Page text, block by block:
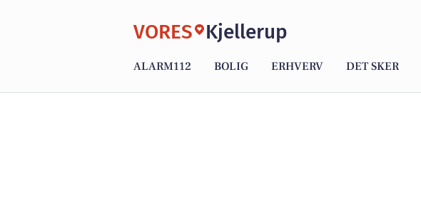
VORES Kjellerup
ALARM112 BOLIG ERHVERV DET SKER